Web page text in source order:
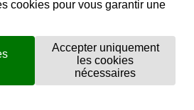
Instagram
flickr